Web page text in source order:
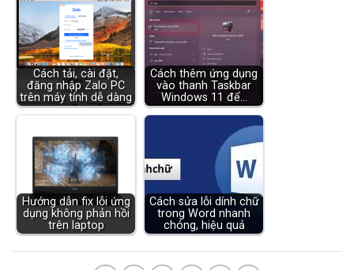
Cách tải, cài đặt,
đăng nhập Zalo PC
trên máy tính dễ dàng
Cách thêm ứng dụng
vào thanh Taskbar
Windows 11 để…
Hướng dẫn fix lỗi ứng
dụng không phản hồi
trên laptop
Cách sửa lỗi dính chữ
trong Word nhanh
chóng, hiệu quả